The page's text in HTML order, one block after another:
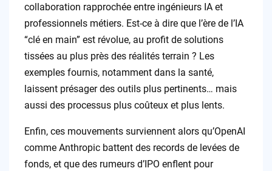
collaboration rapprochée entre ingénieurs IA et
professionnels métiers. Est-ce à dire que l’ère de l’IA
“clé en main” est révolue, au profit de solutions
tissées au plus près des réalités terrain ? Les
exemples fournis, notamment dans la santé,
laissent présager des outils plus pertinents… mais
aussi des processus plus coûteux et plus lents.
Enfin, ces mouvements surviennent alors qu’OpenAI
comme Anthropic battent des records de levées de
fonds, et que des rumeurs d’IPO enflent pour